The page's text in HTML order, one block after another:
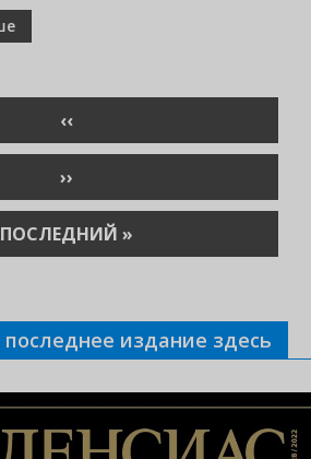
ПРЕДЫДУЩАЯ
СТРАНИЦА
‹‹
СЛЕДУЮЩАЯ
СТРАНИЦА
››
ПОСЛЕДНЯЯ
СТРАНИЦА
ПОСЛЕДНИЙ »
издание здесь